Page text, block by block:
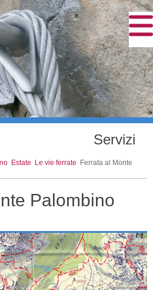
Servizi
Estate Le vie ferrate
Ferrata al Monte
Palombino